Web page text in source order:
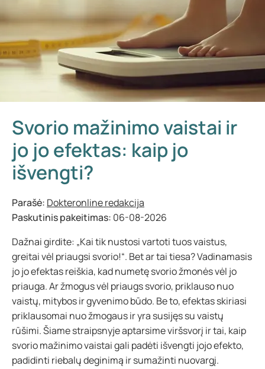
Svorio mažinimo vaistai ir
jo jo efektas: kaip jo
išvengti?
Parašė: Dokteronline redakcija
Paskutinis pakeitimas: 06-08-2026
Dažnai girdite: „Kai tik nustosi vartoti tuos vaistus,
greitai vėl priaugsi svorio!“. Bet ar tai tiesa? Vadinamasis
jo jo efektas reiškia, kad numetę svorio žmonės vėl jo
priauga. Ar žmogus vėl priaugs svorio, priklauso nuo
vaistų, mitybos ir gyvenimo būdo. Be to, efektas skiriasi
priklausomai nuo žmogaus ir yra susijęs su vaistų
rūšimi. Šiame straipsnyje aptarsime viršsvorį ir tai, kaip
svorio mažinimo vaistai gali padėti išvengti jojo efekto,
padidinti riebalų deginimą ir sumažinti nuovargį.